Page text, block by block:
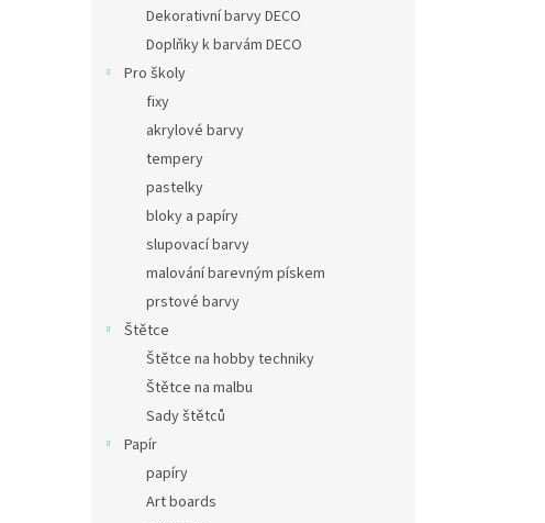
Dekorativní barvy DECO
Doplňky k barvám DECO
Pro školy
fixy
akrylové barvy
tempery
pastelky
bloky a papíry
slupovací barvy
malování barevným pískem
prstové barvy
Štětce
Štětce na hobby techniky
Štětce na malbu
Sady štětců
Papír
papíry
Art boards